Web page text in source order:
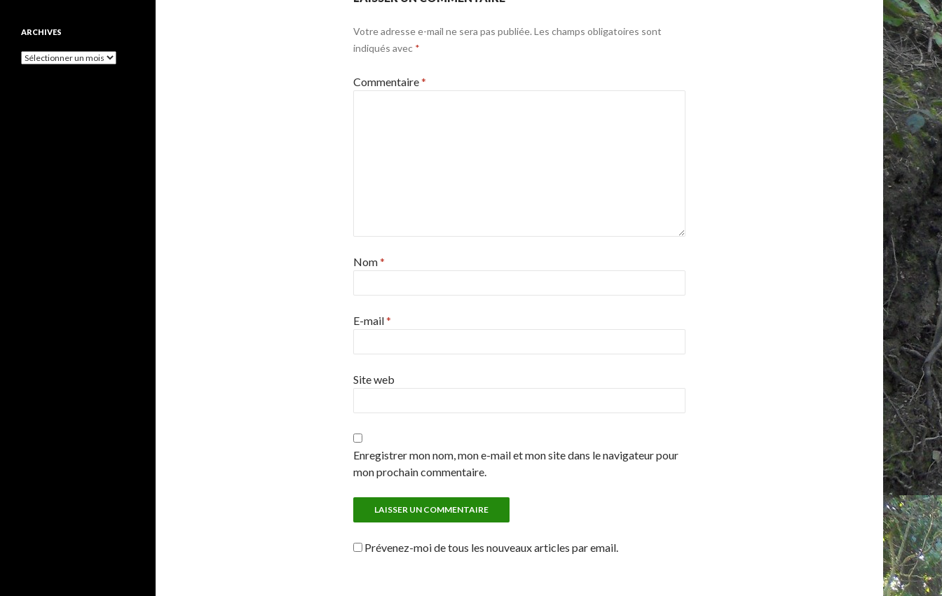
Votre adresse e-mail ne sera pas publiée. Les champs obligatoires sont
indiqués avec *
Commentaire*
Nom*
E-mail*
Site web
Enregistrer mon nom, mon e-mail et mon site dans le navigateur pour
mon prochain commentaire.
Prévenez-moi de tous les nouveaux articles par email.
ARCHIVES
Archives